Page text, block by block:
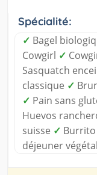
Spécialité:
✓ Bagel
Cowgirl ✓
Sasquatch
classique ✓
✓ Pain sans
Huevos
suisse ✓
déjeuner